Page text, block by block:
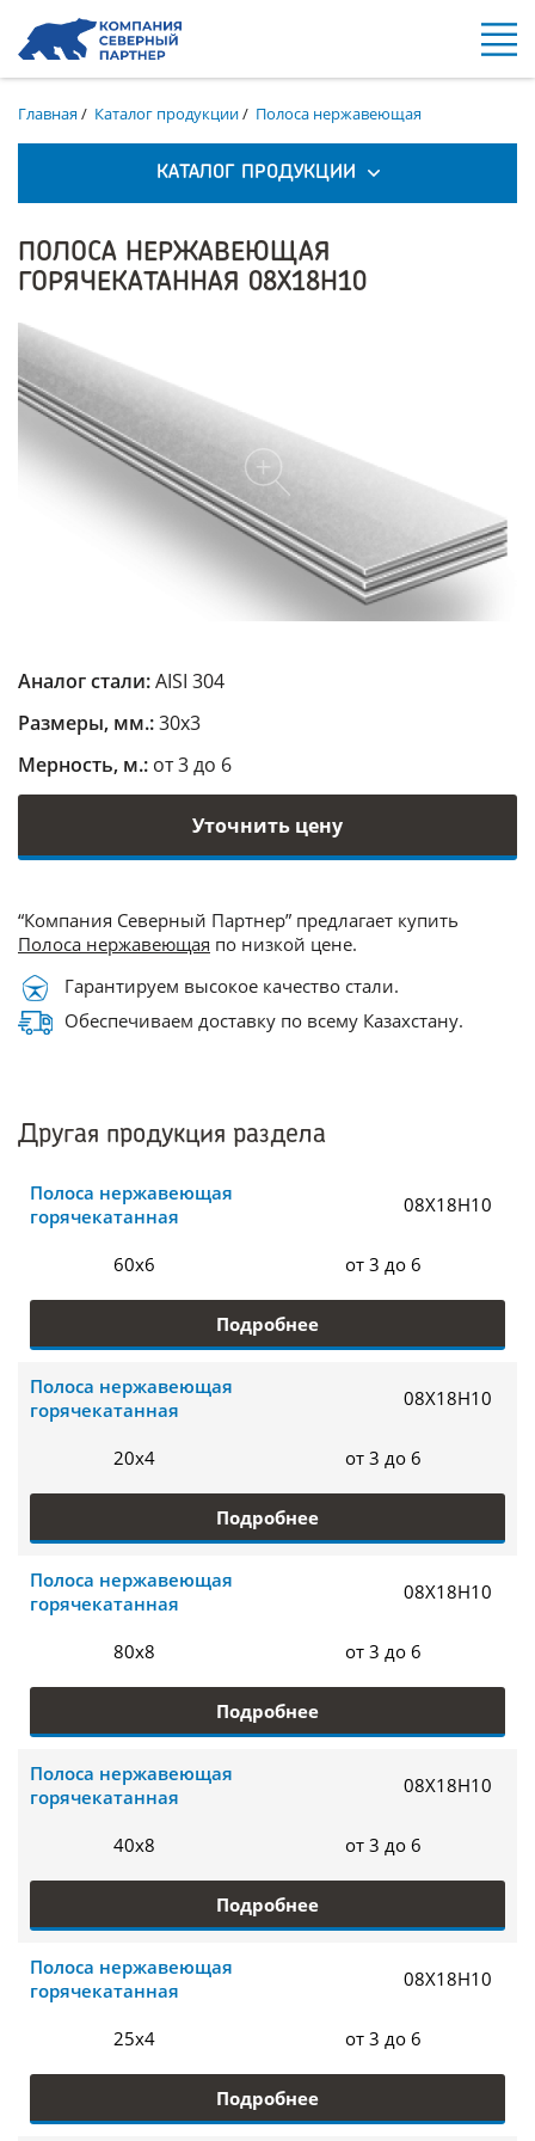
Главная/ Каталог продукции/ Полоса нержавеющая
КАТАЛОГ ПРОДУКЦИИ
ПОЛОСА НЕРЖАВЕЮЩАЯ
ГОРЯЧЕКАТАННАЯ 08Х18Н10
Аналог стали:AISI 304
Размеры, мм.:30х3
Мерность, м.: от 3 до 6
Уточнить цену
“Компания Северный Партнер” предлагает купить
Полоса нержавеющая по низкой цене.
Гарантируем высокое качество стали.
Обеспечиваем доставку по всему Казахстану.
Другая продукция раздела
Полоса нержавеющая
горячекатанная
08Х18Н10
60х6 от 3 до 6
Подробнее
Полоса нержавеющая
горячекатанная
08Х18Н10
20х4 от 3 до 6
Подробнее
Полоса нержавеющая
горячекатанная
08Х18Н10
80х8 от 3 до 6
Подробнее
Полоса нержавеющая
горячекатанная
08Х18Н10
40х8 от 3 до 6
Подробнее
Полоса нержавеющая
горячекатанная
08Х18Н10
25х4 от 3 до 6
Подробнее